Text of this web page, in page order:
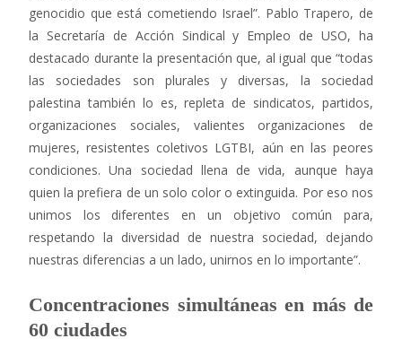
genocidio que está cometiendo Israel”. Pablo Trapero, de
la Secretaría de Acción Sindical y Empleo de USO, ha
destacado durante la presentación que, al igual que “todas
las sociedades son plurales y diversas, la sociedad
palestina también lo es, repleta de sindicatos, partidos,
organizaciones sociales, valientes organizaciones de
mujeres, resistentes coletivos LGTBI, aún en las peores
condiciones. Una sociedad llena de vida, aunque haya
quien la prefiera de un solo color o extinguida. Por eso nos
unimos los diferentes en un objetivo común para,
respetando la diversidad de nuestra sociedad, dejando
nuestras diferencias a un lado, unirnos en lo importante”.
Concentraciones simultáneas en más de
60 ciudades